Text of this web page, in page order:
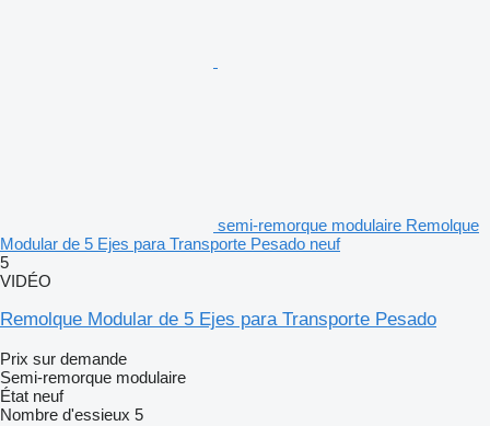
semi-remorque modulaire Remolque
Modular de 5 Ejes para Transporte Pesado neuf
5
VIDÉO
Remolque Modular de 5 Ejes para Transporte Pesado
Prix sur demande
Semi-remorque modulaire
État neuf
Nombre d'essieux 5